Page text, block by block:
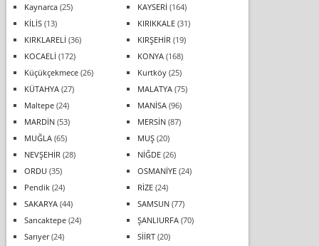
Kaynarca(25) KAYSERİ (164)
KİLİS(13) KIRIKKALE(31)
KIRKLARELİ (36) KIRŞEHİR (19)
KOCAELİ (172) KONYA(168)
Küçükçekmece(26) Kurtköy(25)
KÜTAHYA(27) MALATYA(75)
Maltepe(24) MANİSA(96)
MARDİN(53) MERSİN(87)
MUĞLA(65) MUŞ(20)
NEVŞEHİR (28) NİĞDE(26)
ORDU (35) OSMANİYE(24)
Pendik(24) RİZE(24)
SAKARYA(44) SAMSUN(77)
Sancaktepe(24) ŞANLIURFA(70)
Sarıyer(24) SİİRT(20)